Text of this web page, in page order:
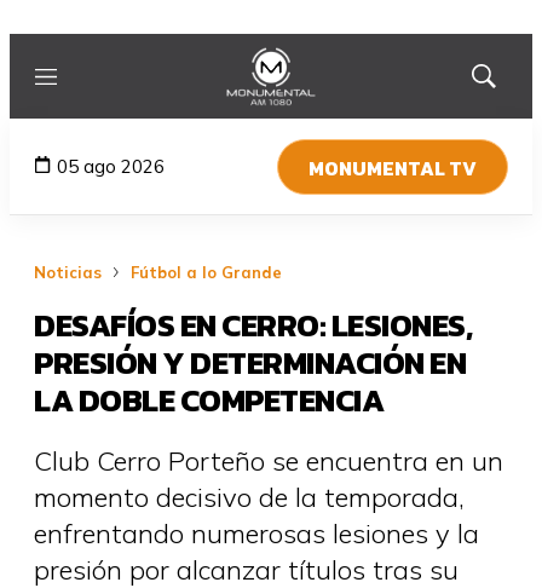
Menú
Mostrar
05 ago 2026 MONUMENTAL TV
Noticias Fútbol a lo Grande
DESAFÍOS EN CERRO: LESIONES,
PRESIÓN Y DETERMINACIÓN EN
LA DOBLE COMPETENCIA
Club Cerro Porteño se encuentra en un
momento decisivo de la temporada,
enfrentando numerosas lesiones y la
presión por alcanzar títulos tras su